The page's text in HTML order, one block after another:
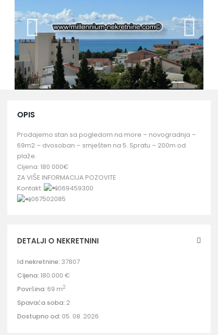
OPIS
Prodajemo stan sa pogledom na more – novogradnja –
69m2 – dvosoban – smješten na 5. Spratu – 200m od
plaže.
Cijena: 180 000€
ZA VIŠE INFORMACIJA POZOVITE
Kontakt:
069459300
067502085
DETALJI O NEKRETNINI
Id nekretnine: 37807
Cijena:180.000 €
Površina: 69 m2
Spavaća soba: 2
Dostupno od: 05. 08. 2026.